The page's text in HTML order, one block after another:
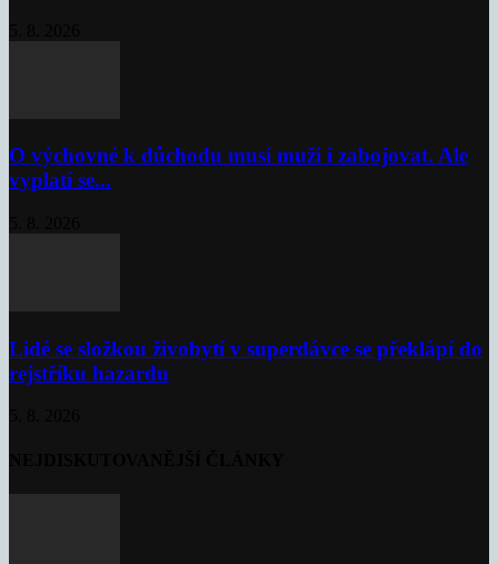
O výchovné k důchodu musí muži i zabojovat. Ale
vyplatí se...
Lidé se složkou živobytí v superdávce se překlápí do
rejstříku hazardu